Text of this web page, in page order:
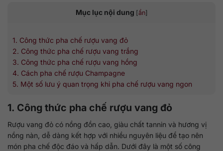
Mục lục nội dung [ẩn]
1. Công thức pha chế rượu vang đỏ
2. Công thức pha chế rượu vang trắng
3. Công thức pha chế rượu vang hồng
4. Cách pha chế rượu Champagne
5. Một số lưu ý quan trọng khi pha chế rượu vang ngon
1. Công thức pha chế rượu vang đỏ
Rượu vang đỏ có nồng đồn cao, giàu chất tannin và hương vị
nồng nàn, dễ dàng kết hợp với nhiều nguyên liệu để tạo nên
món pha chế độc đáo và hấp dẫn. Dưới đây là một số công